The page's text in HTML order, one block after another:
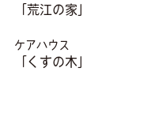
「荒江の家」
ケアハウス
「くすの木」